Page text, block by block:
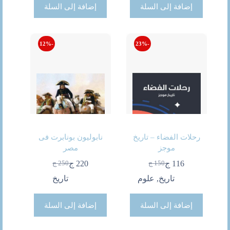
إضافة إلى السلة إضافة إلى السلة
-23%
رحلات الفضاء – تاريخ
موجز
150 ج
السعر
الأصلي
116 جالسعر
الحاليتاريخ, علوم
إضافة إلى السلة
-12%
نابوليون بونابرت فى
مصر
250 ج
السعر
الأصلي
220 جالسعر
الحالي
تاريخ
إضافة إلى السلة